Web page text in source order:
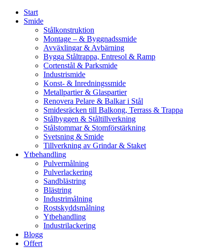
Start
Smide
Stålkonstruktion
Montage – & Byggnadssmide
Avväxlingar & Avbärning
Bygga Ståltrappa, Entresol & Ramp
Cortenstål & Parksmide
Industrismide
Konst- & Inredningssmide
Metallpartier & Glaspartier
Renovera Pelare & Balkar i Stål
Smidesräcken till Balkong, Terrass & Trappa
Stålbyggen & Ståltillverkning
Stålstommar & Stomförstärkning
Svetsning & Smide
Tillverkning av Grindar & Staket
Ytbehandling
Pulvermålning
Pulverlackering
Sandblästring
Blästring
Industrimålning
Rostskyddsmålning
Ytbehandling
Industrilackering
Blogg
Offert